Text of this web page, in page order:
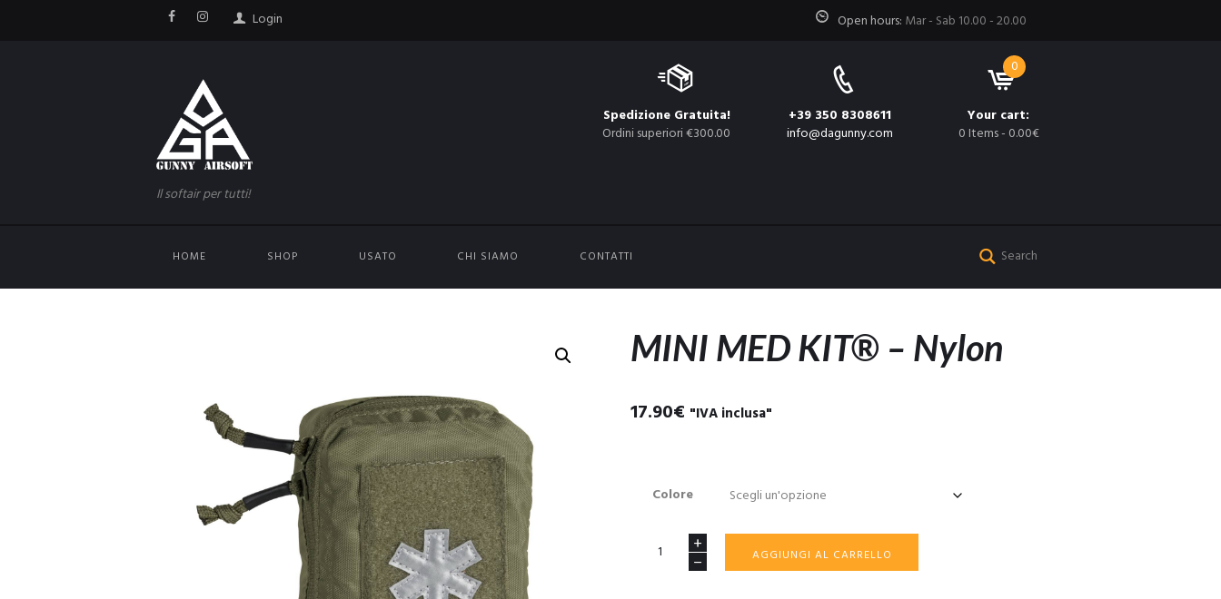
Login Open hours: Mar - Sab 10.00 - 20.00
Il softair per tutti!
Spedizione Gratuita!
Ordini superiori €300.00
+39 350 8308611
info@dagunny.com
0
Your cart:
0 Items- 0.00€
HOME SHOP USATO CHI SIAMO CONTATTI
MINI MED KIT® – Nylon
17.90€ "IVA inclusa"
Colore
AGGIUNGI AL CARRELLO